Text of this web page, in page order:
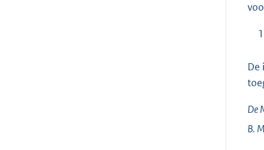
De
De
B.